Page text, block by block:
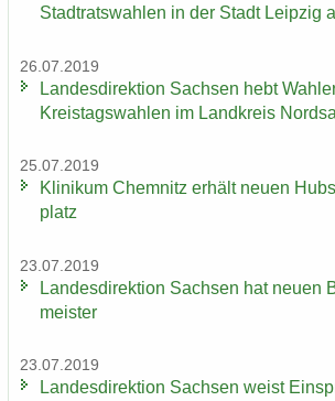
Stadt­rats­wah­len in der Stadt Leip­zig
26.07.2019
Lan­des­di­rek­ti­on Sach­sen hebt
Kreis­tags­wah­len im Land­kreis
25.07.2019
Kli­ni­kum Chem­nitz er­hält neuen
platz
23.07.2019
Lan­des­di­rek­ti­on Sach­sen hat neuen
meis­ter
23.07.2019
Lan­des­di­rek­ti­on Sach­sen weist